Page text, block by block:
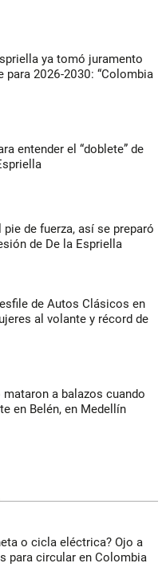
ya tomó juramento
para 2026-2030: “Colombia
entender el “doblete” de
de fuerza, así se preparó
de De la Espriella
de Autos Clásicos en
al volante y récord de
a balazos cuando
en Belén, en Medellín
o cicla eléctrica? Ojo a
para circular en Colombia